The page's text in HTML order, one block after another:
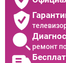
ремонт